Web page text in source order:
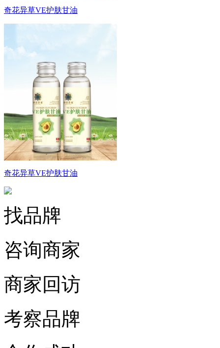
奇花异草VE护肤甘油
奇花异草VE护肤甘油
找品牌
咨询商家
商家回访
考察品牌